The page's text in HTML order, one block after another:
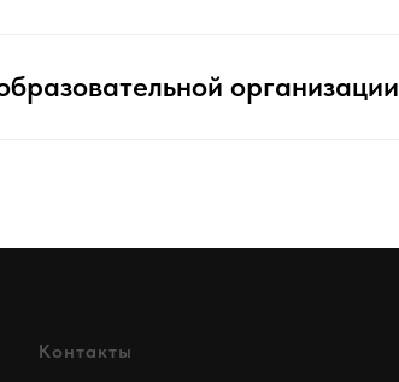
организации
Контакты